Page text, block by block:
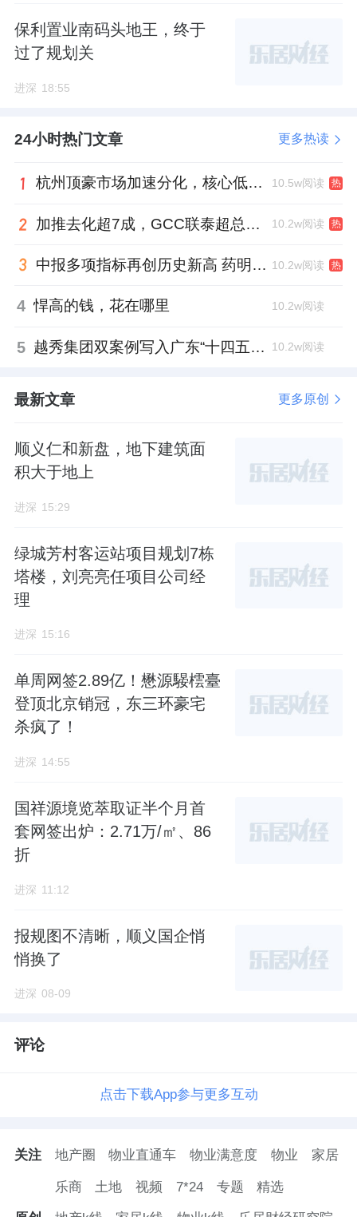
4）另外在产品上，山樾湾容积率达
楼栋采用3梯 6 梯 14户的设
计；
规划对居住舒适度产生明显影响。
特别是深圳近两年新国标、新规产品频出的背
景下，普通新房市场容积率大大下降；
舒适度、使用率更高，而价格经历一段时间调
响。
对于项目的不足，有网友的评论很直接：
“主要是单身只能买个70平小房子，十年不能交
易，爸妈住哪，未来家庭成
员增加睡客厅吗？
得加半小时在走路和等电梯上。”
随着深圳市场低密、高使用率的新国标、新规
盘越来越多，价格越来越卷，山樾湾如果在性
价比方面也拼不过的话，去化或还会更难。
作者：505710
保利置业南码头地王，终于
过了规划关
进深 18:55
24小时热门文章 更多热读
杭州顶豪市场加速分化，核心低密资产迎来价值兑现 10.5w阅读 热
加推去化超7成，GCC联泰超总湾再次引爆深圳顶豪市场认购热潮 10.2w阅读 热
中报多项指标再创历史新高 药明康德将高质量发展成果“分发”到位 10.2w阅读 热
4 悍高的钱，花在哪里 10.2w阅读
5 越秀集团双案例写入广东“十四五”公共文化答卷，复合文化空间助力青年发展型城市建设 10.2w阅读
最新文章 更多原创
顺义仁和新盘，地下建筑面
积大于地上
进深 15:29
绿城芳村客运站项目规划7栋
塔楼，刘亮亮任项目公司经
理
进深 15:16
单周网签2.89亿！懋源騴橒臺
登顶北京销冠，东三环豪宅
杀疯了！
进深 14:55
国祥源境览萃取证半个月首
套网签出炉：2.71万/㎡、86
折
进深 11:12
报规图不清晰，顺义国企悄
悄换了
进深 08-09
评论
点击下载App参与更多互动
关注 地产圈 物业直通车 物业满意度 物业 家居
乐商 土地 视频 7*24 专题 精选